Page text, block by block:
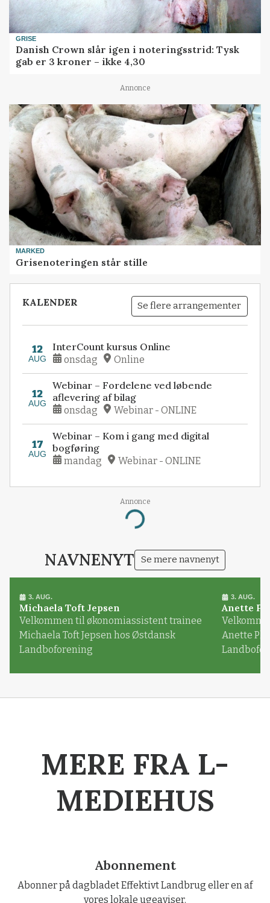
GRISE
Danish Crown slår igen i noteringsstrid: Tysk
gab er 3 kroner – ikke 4,30
Annonce
MARKED
Grisenoteringen står stille
KALENDER Se flere arrangementer
12
AUG
InterCount kursus Online
onsdag Online
12
AUG
Webinar – Fordelene ved løbende
aflevering af bilag
onsdag Webinar - ONLINE
17
AUG
Webinar – Kom i gang med digital
bogføring
mandag Webinar - ONLINE
Annonce
Loading...
NAVNENYT Se mere navnenyt
3. AUG.
Michaela Toft Jepsen
Velkommen til økonomiassistent trainee
Michaela Toft Jepsen hos Østdansk
Landboforening
3. AUG.
Anette
Anette
MERE FRA L-
MEDIEHUS
Abonnement
Abonner på dagbladet Effektivt Landbrug eller en af
vores lokale ugeaviser.